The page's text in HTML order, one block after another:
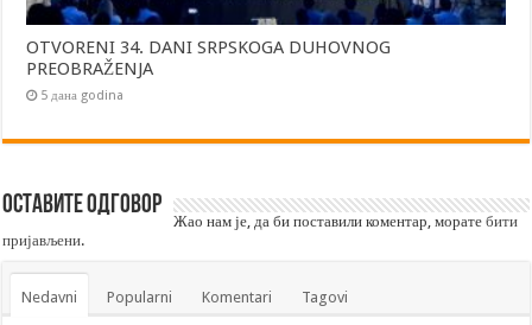
OTVORENI 34. DANI SRPSKOGA DUHOVNOG
PREOBRAŽENJA
5 дана godina
Оставите одговор
Жао нам је, да би поставили коментар, моратебити
пријављени.
Nedavni Popularni Komentari Tagovi